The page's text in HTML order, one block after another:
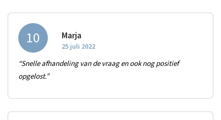
10 Marja
25 juli 2022
“Snelle afhandeling van de vraag en ook nog positief
opgelost.”